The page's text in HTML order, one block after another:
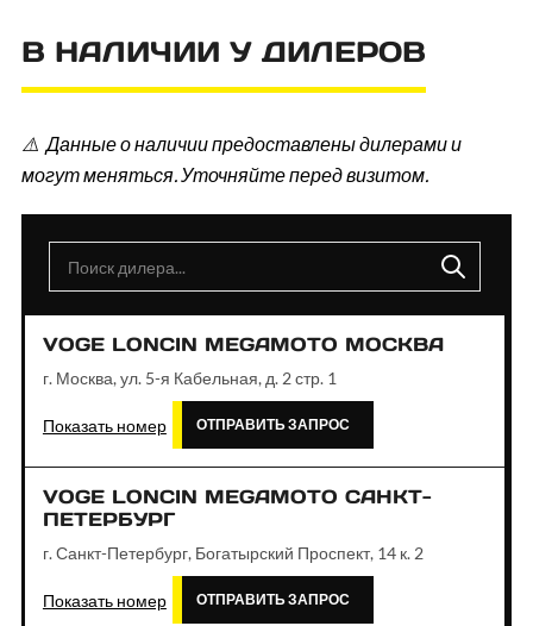
В НАЛИЧИИ У ДИЛЕРОВ
⚠️ Данные о наличии предоставлены дилерами и
могут меняться. Уточняйте перед визитом.
VOGE LONCIN MEGAMOTO МОСКВА
г. Москва, ул. 5-я Кабельная, д. 2 стр. 1
Показать номер ОТПРАВИТЬ ЗАПРОС
VOGE LONCIN MEGAMOTO САНКТ-
ПЕТЕРБУРГ
г. Санкт-Петербург, Богатырский Проспект, 14 к. 2
Показать номер ОТПРАВИТЬ ЗАПРОС